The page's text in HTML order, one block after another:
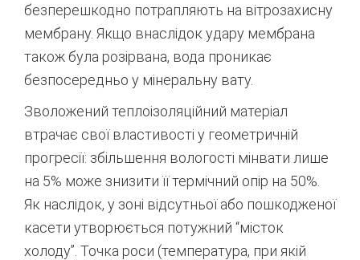
безперешкодно потрапляють на вітрозахисну
мембрану. Якщо внаслідок удару мембрана
також була розірвана, вода проникає
безпосередньо у мінеральну вату.
Зволожений теплоізоляційний матеріал
втрачає свої властивості у геометричній
прогресії: збільшення вологості мінвати лише
на 5% може знизити її термічний опір на 50%.
Як наслідок, у зоні відсутньої або пошкодженої
касети утворюється потужний “місток
холоду”. Точка роси (температура, при якій